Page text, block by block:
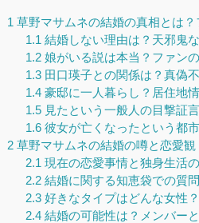
1 草野マサムネの結婚の真相とは
1.1 結婚しない理由は？天邪鬼
1.2娘がいる説は本当？ファン
1.3田口瑛子との関係は？真偽
1.4豪邸に一人暮らし？居住地
1.5見たという一般人の目撃証
1.6彼女が亡くなったという都
2 草野マサムネの結婚の噂と恋愛
2.1 現在の恋愛事情と独身生活
2.2結婚に関する知恵袋での質
2.3好きなタイプはどんな女性
2.4結婚の可能性は？メンバー